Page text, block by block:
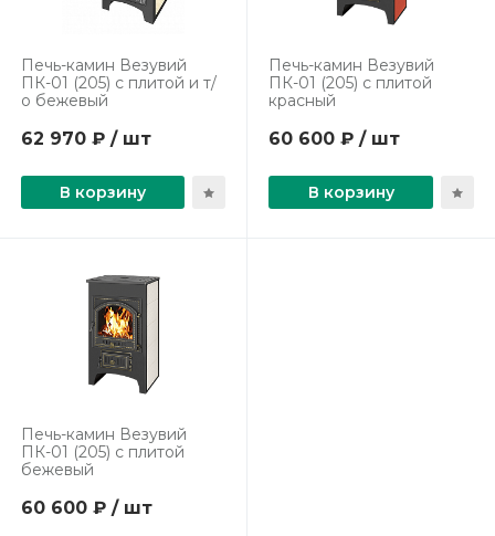
Печь-камин Везувий
ПК-01 (205) с плитой и т/
о бежевый
62 970 ₽ / шт
В корзину
Печь-камин Везувий
ПК-01 (205) с плитой
красный
60 600 ₽ / шт
В корзину
Печь-камин Везувий
ПК-01 (205) с плитой
бежевый
60 600 ₽ / шт